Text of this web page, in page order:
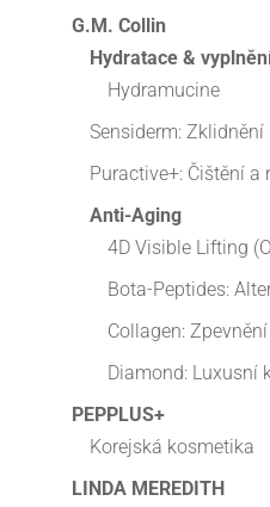
G.M. Collin
Hydratace &
Hydramucine
Sensiderm: Zklidnění
Puractive+: Čištění a
Anti-Aging
4D Visible Lifting
Bota-Peptides:
Collagen:
Diamond: Luxusní
PEPPLUS+
Korejská kosmetika
LINDA MEREDITH